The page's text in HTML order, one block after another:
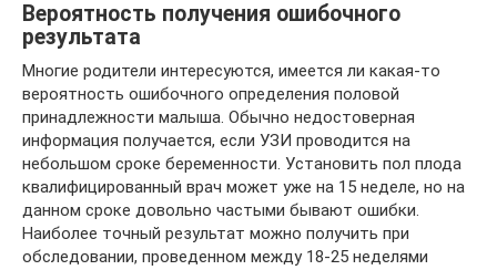
Вероятность получения ошибочного
результата
Многие родители интересуются, имеется ли какая-то
вероятность ошибочного определения половой
принадлежности малыша. Обычно недостоверная
информация получается, если УЗИ проводится на
небольшом сроке беременности. Установить пол плода
квалифицированный врач может уже на 15 неделе, но на
данном сроке довольно частыми бывают ошибки.
Наиболее точный результат можно получить при
обследовании, проведенном между 18-25 неделями